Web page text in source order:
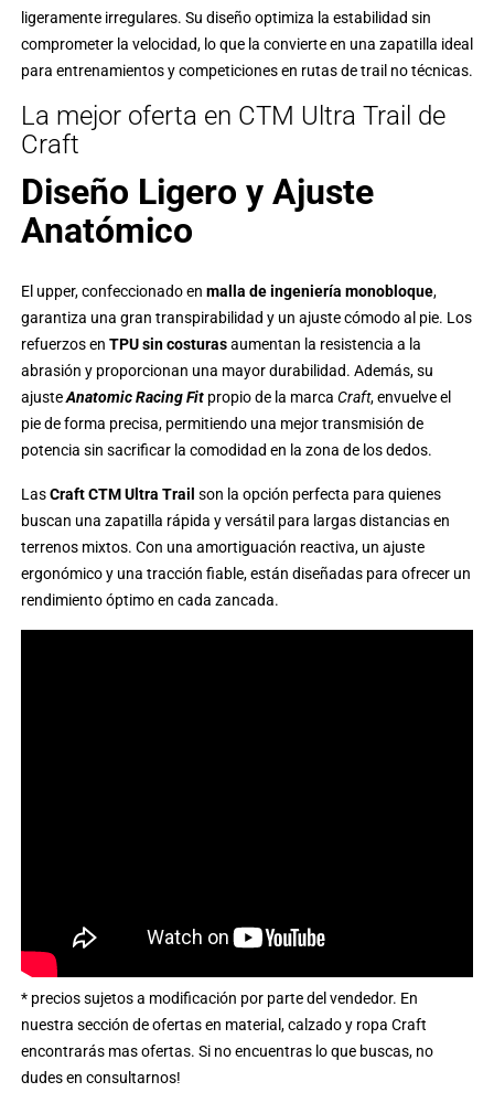
ligeramente irregulares. Su diseño optimiza la estabilidad sin
comprometer la velocidad, lo que la convierte en una zapatilla ideal
para entrenamientos y competiciones en rutas de trail no técnicas.
La mejor oferta en CTM Ultra Trail de
Craft
Diseño Ligero y Ajuste
Anatómico
El upper, confeccionado en malla de ingeniería monobloque,
garantiza una gran transpirabilidad y un ajuste cómodo al pie. Los
refuerzos en TPU sin costurasaumentan la resistencia a la
abrasión y proporcionan una mayor durabilidad. Además, su
ajusteAnatomic Racing Fitpropio de la marca Craft, envuelve el
pie de forma precisa, permitiendo una mejor transmisión de
potencia sin sacrificar la comodidad en la zona de los dedos.
LasCraft CTM Ultra Trail son la opción perfecta para quienes
buscan una zapatilla rápida y versátil para largas distancias en
terrenos mixtos. Con una amortiguación reactiva, un ajuste
ergonómico y una tracción fiable, están diseñadas para ofrecer un
rendimiento óptimo en cada zancada.
* precios sujetos a modificación por parte del vendedor. En
nuestra sección deofertas en material, calzado y ropa Craft
encontrarás mas ofertas. Si no encuentras lo que buscas, no
dudes en consultarnos!